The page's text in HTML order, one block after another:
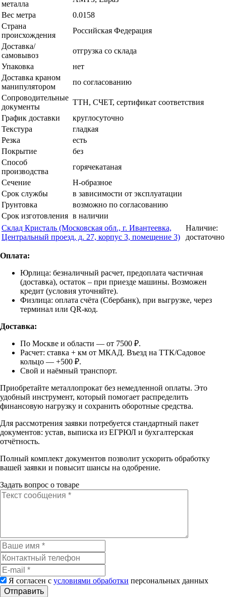
металла
Вес метра
0.0158
Страна
происхождения
Российская Федерация
Доставка/
самовывоз
отгрузка со склада
Упаковка
нет
Доставка краном
манипулятором
по согласованию
Сопроводительные
документы
ТТН, СЧЕТ, сертификат соответствия
График доставки
круглосуточно
Текстура
гладкая
Резка
есть
Покрытие
без
Способ
производства
горячекатаная
Сечение
Н-образное
Срок службы
в зависимости от эксплуатации
Грунтовка
возможно по согласованию
Срок изготовления в наличии
Склад Кристаль (Московская обл., г. Ивантеевка,
Центральный проезд, д. 27, корпус 3, помещение 3)
Наличие:
достаточно
Оплата:
Юрлица: безналичный расчет, предоплата частичная
(доставка), остаток – при приезде машины. Возможен
кредит (условия уточняйте).
Физлица: оплата счёта (Сбербанк), при выгрузке, через
терминал или QR-код.
Доставка:
По Москве и области — от 7500 ₽.
Расчет: ставка + км от МКАД. Въезд на ТТК/Садовое
кольцо — +500 ₽.
Свой и наёмный транспорт.
Приобретайте металлопрокат без немедленной оплаты. Это
удобный инструмент, который помогает распределить
финансовую нагрузку и сохранить оборотные средства.
Для рассмотрения заявки потребуется стандартный пакет
документов: устав, выписка из ЕГРЮЛ и бухгалтерская
отчётность.
Полный комплект документов позволит ускорить обработку
вашей заявки и повысит шансы на одобрение.
Задать вопрос о товаре
Я согласен с условиями обработки персональных данных
Отправить